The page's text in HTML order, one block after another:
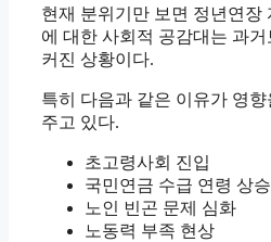
현재 분위기만 보면 정년연장
에 대한 사회적 공감대는 과거
커진 상황이다.
특히 다음과 같은 이유가 영향
주고 있다.
초고령사회 진입
국민연금 수급 연령 상승
노인 빈곤 문제 심화
노동력 부족 현상